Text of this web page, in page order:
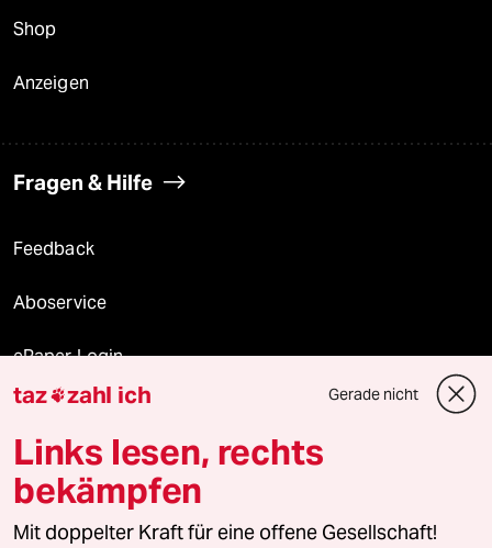
Shop
Anzeigen
Fragen & Hilfe
Feedback
Aboservice
ePaper Login
Downloads für Abonnierende
© 2026 taz Verlags und Vertriebs GmbH
Alle Rechte vorbehalten. Bei rechtlichen Fragen oder für Genehmigungen
taz zahl ich Gerade nicht
Links lesen, rechts
bekämpfen
Mit doppelter Kraft für eine offene Gesellschaft!